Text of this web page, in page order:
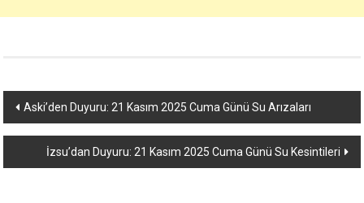
Yazı
dolaşımı
Aski’den Duyuru: 21 Kasım 2025 Cuma Günü Su Arızaları
İzsu’dan Duyuru: 21 Kasım 2025 Cuma Günü Su Kesintileri